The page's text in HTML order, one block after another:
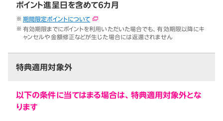
ポイント進呈日を含めて6カ月
期間限定ポイントについて
有効期限までにポイントを利用いただいた場合でも、有効期限以降にキ
ャンセルや金額修正などが生じた場合には返還されません
特典適用対象外
以下の条件に当てはまる場合は、特典適用対象外とな
ります